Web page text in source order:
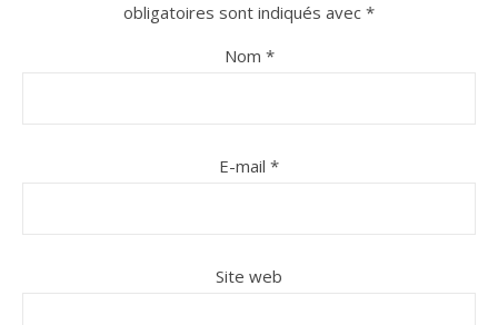
obligatoires sont indiqués avec *
Nom *
E-mail *
Site web